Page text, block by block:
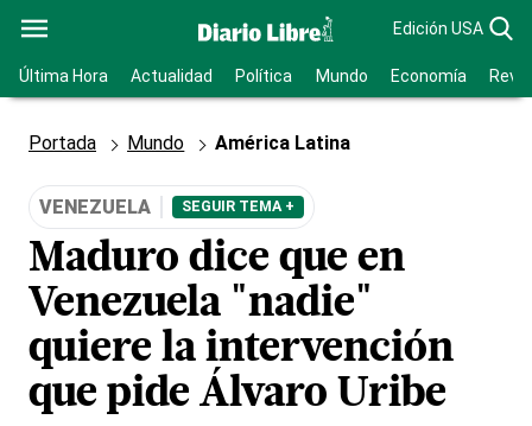
Edición USA
Última Hora Actualidad Política Mundo Economía
Portada Mundo América Latina
VENEZUELA SEGUIR TEMA +
Maduro dice que en
Venezuela "nadie"
quiere la intervención
que pide Álvaro Uribe